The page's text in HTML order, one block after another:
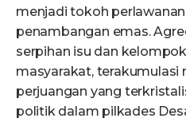
menjadi tokoh
penambangan emas.
serpihan isu dan
masyarakat, terakumulasi
perjuangan yang
politik dalam pilkades